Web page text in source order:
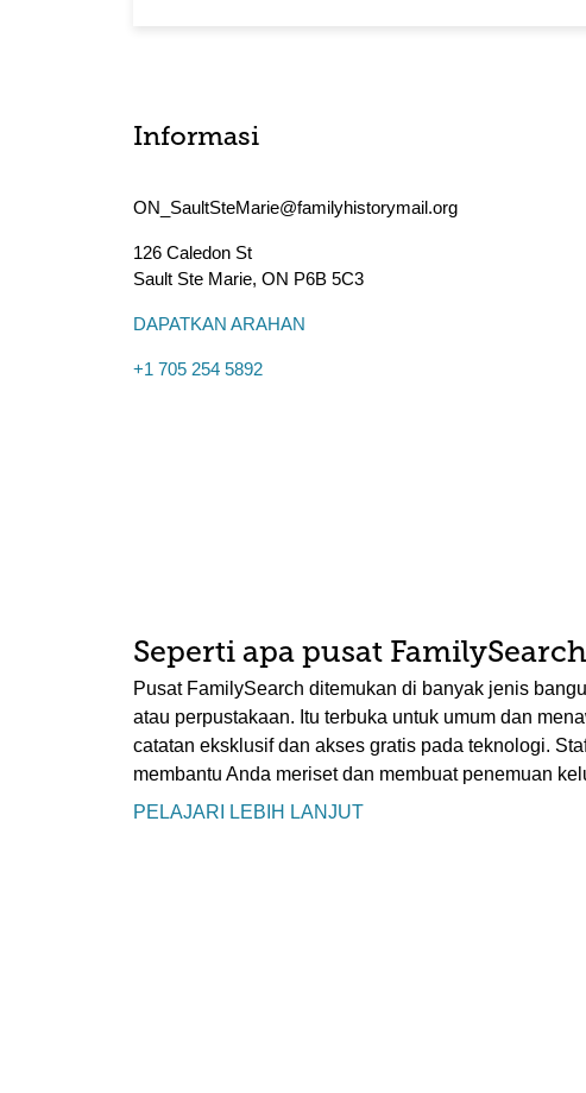
Informasi
ON_SaultSteMarie@familyhistorymail.org
126 Caledon St
Sault Ste Marie, ON P6B 5C3
DAPATKAN ARAHAN
+1 705 254 5892
Seperti apa pusat
Pusat FamilySearch ditemukan di banyak jenis
atau perpustakaan. Itu terbuka untuk umum dan
catatan eksklusif dan akses gratis pada teknologi.
membantu Anda meriset dan membuat penemuan
PELAJARI LEBIH LANJUT